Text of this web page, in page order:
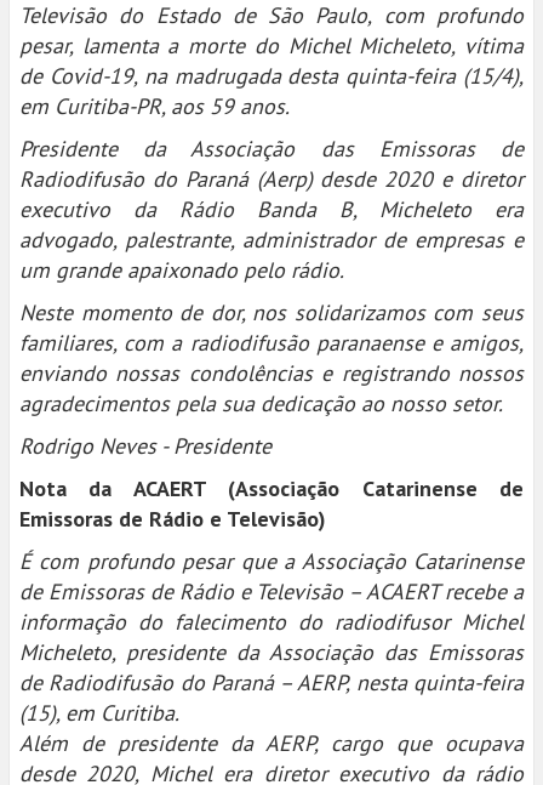
Televisão do Estado de São Paulo, com profundo
pesar, lamenta a morte do Michel Micheleto, vítima
de Covid-19, na madrugada desta quinta-feira (15/4),
em Curitiba-PR, aos 59 anos.
Presidente da Associação das Emissoras de
Radiodifusão do Paraná (Aerp) desde 2020 e diretor
executivo da Rádio Banda B, Micheleto era
advogado, palestrante, administrador de empresas e
um grande apaixonado pelo rádio.
Neste momento de dor, nos solidarizamos com seus
familiares, com a radiodifusão paranaense e amigos,
enviando nossas condolências e registrando nossos
agradecimentos pela sua dedicação ao nosso setor.
Rodrigo Neves - Presidente
Nota da ACAERT (Associação Catarinense de
Emissoras de Rádio e Televisão)
É com profundo pesar que a Associação Catarinense
de Emissoras de Rádio e Televisão – ACAERT recebe a
informação do falecimento do radiodifusor Michel
Micheleto, presidente da Associação das Emissoras
de Radiodifusão do Paraná – AERP, nesta quinta-feira
(15), em Curitiba.
Além de presidente da AERP, cargo que ocupava
desde 2020, Michel era diretor executivo da rádio